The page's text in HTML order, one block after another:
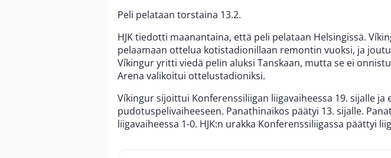
Peli pelataan torstaina 13.2.
HJK tiedotti maanantaina, että peli pelataan Helsingissä.
pelaamaan ottelua kotistadionillaan remontin vuoksi, ja
Víkingur yritti viedä pelin aluksi Tanskaan, mutta se ei
Arena valikoitui ottelustadioniksi.
Víkingur sijoittui Konferenssiliigan liigavaiheessa 19. sijalle ja
pudotuspelivaiheeseen. Panathinaikos päätyi 13. sijalle.
liigavaiheessa 1-0. HJK:n urakka Konferenssiliigassa päättyi